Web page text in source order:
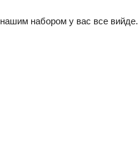
нашим набором у вас все вийде.